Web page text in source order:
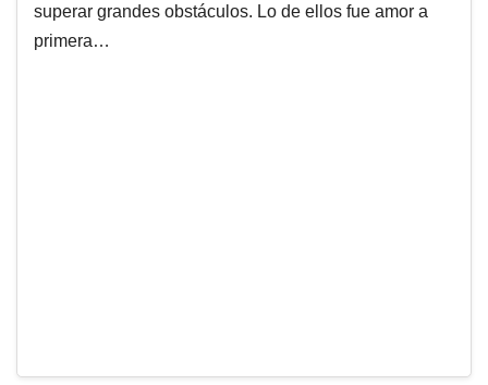
superar grandes obstáculos. Lo de ellos fue amor a
primera…